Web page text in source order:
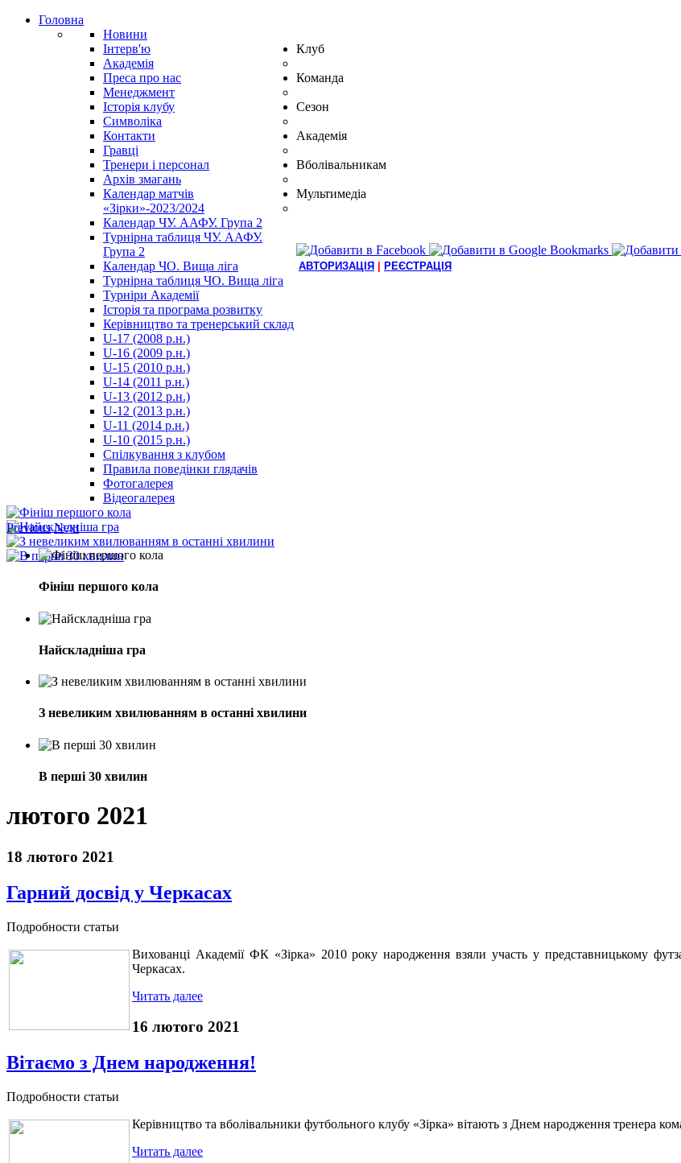
Головна
Новини
Інтерв'ю
Академія
Преса про нас
Клуб
Менеджмент
Історія клубу
Символіка
Контакти
Команда
Гравці
Тренери і персонал
Архів змагань
Сезон
Календар матчів
«Зірки»-2023/2024
Календар ЧУ. ААФУ. Група 2
Турнірна таблиця ЧУ. ААФУ.
Група 2
Календар ЧО. Вища ліга
Турнірна таблиця ЧО. Вища ліга
Академія
Турніри Академії
Історія та програма розвитку
Керівництво та тренерський склад
U-17 (2008 р.н.)
U-16 (2009 р.н.)
U-15 (2010 р.н.)
U-14 (2011 р.н.)
U-13 (2012 р.н.)
U-12 (2013 р.н.)
U-11 (2014 р.н.)
U-10 (2015 р.н.)
Вболівальникам
Спілкування з клубом
Правила поведінки глядачів
Мультимедіа
Фотогалерея
Відеогалерея
АВТОРИЗАЦІЯ РЕЄСТРАЦІЯ
Previous Next
Фініш першого кола
Найскладніша гра
З невеликим хвилюванням в останні хвилини
В перші 30 хвилин
лютого 2021
18 лютого 2021
Гарний досвід у Черкасах
Подробности статьи
Вихованці Академії ФК «Зірка» 2010 року народження взяли участь у представницькому
Черкасах.
Читать далее
16 лютого 2021
Вітаємо з Днем народження!
Подробности статьи
Керівництво та вболівальники футбольного клубу «Зірка» вітають з Днем народження тренера
Читать далее